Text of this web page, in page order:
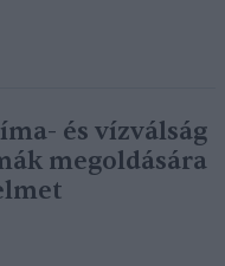
és vízválság
megoldására